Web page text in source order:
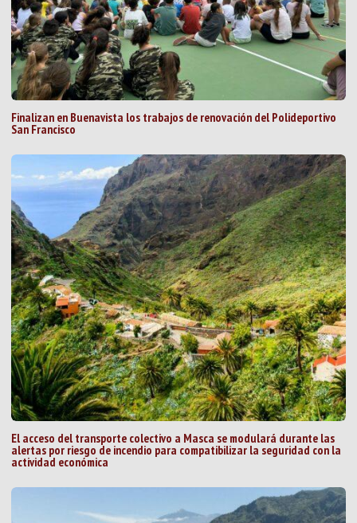
Finalizan en Buenavista los trabajos de renovación del Polideportivo
San Francisco
El acceso del transporte colectivo a Masca se modulará durante las
alertas por riesgo de incendio para compatibilizar la seguridad con la
actividad económica